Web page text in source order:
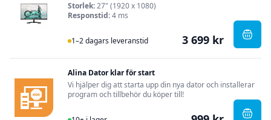
Storlek:27" (1920 x 1080)
Responstid:4 ms
I Lager
1–2 dagars leveranstid 3 699 kr ,
Alina Dator klar för start
Vi hjälper dig att starta upp din nya dator och installerar
program och tillbehör du köper till!